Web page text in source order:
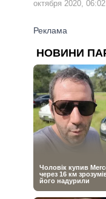
октября 2020, 06:02